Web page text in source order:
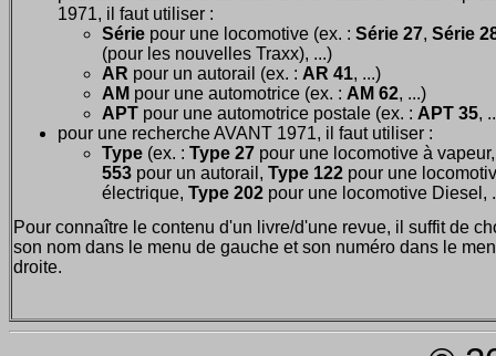
1971, il faut utiliser :
Série pour une locomotive (ex. : Série 27, Série
(pour les nouvelles Traxx), ...)
AR pour un autorail (ex. : AR 41, ...)
AM pour une automotrice (ex. : AM 62, ...)
APT pour une automotrice postale (ex. : APT 35,
pour une recherche AVANT 1971, il faut utiliser :
Type (ex. : Type 27 pour une locomotive à
553 pour un autorail, Type 122 pour une
électrique, Type 202 pour une locomotive Diesel,
Pour connaître le contenu d'un livre/d'une revue, il suffit de
son nom dans le menu de gauche et son numéro dans le
droite.